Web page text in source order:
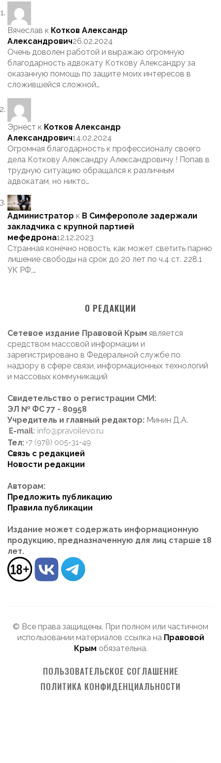
Вячеслав к Котков Александр
Александрович26.02.2024
Очень доволен работой и выражаю огромную
благодарность адвокату Коткову Александру за
оказанную помощь по защите моих интересов в
сложившейся сложной…
Эрнест к Котков Александр
Александрович14.02.2024
Огромная благодарность к профессионалу своего
дела Коткову Александру Александровичу ! Попав в
трудную ситуацию обращался к различным
адвокатам, но никто…
Администратор к В Симферополе задержали
закладчика с крупной партией
мефедрона12.12.2023
Странная конечно новость, как может светить парню
лишение свободы на срок до 20 лет по ч.4 ст. 228.1
УК РФ,…
О РЕДАКЦИИ
Сетевое издание Правовой Крым является
средством массовой информации и
зарегистрировано в Федеральной службе по
надзору в сфере связи, информационных технологий
и массовых коммуникаций
Свидетельство о регистрации СМИ:
ЭЛ № ФС 77 - 80958
Учредитель и главный редактор: Минин Д.А.
Тел:
Связь с редакцией
Новости редакции
Авторам:
Предложить публикацию
Правила публикации
Издание может содержать информационную
продукцию, предназначенную для лиц старше 18
лет.
© Все права защищены. При полном или частичном
использовании материалов ссылка на Правовой
Крым обязательна.
ПОЛЬЗОВАТЕЛЬСКОЕ СОГЛАШЕНИЕ
ПОЛИТИКА КОНФИДЕНЦИАЛЬНОСТИ